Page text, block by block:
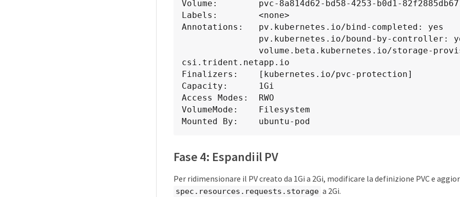
Volume:        pvc-8a814d62-bd58-4253-b0d1-
Labels:        <none>
Annotations:   pv.kubernetes.io/bind-completed: yes
csi.trident.netapp.io
Finalizers:    [kubernetes.io/pvc-protection]
Capacity:      1Gi
Access Modes:  RWO
VolumeMode:    Filesystem
Mounted By:    ubuntu-pod
Fase 4: Espandi il PV
Per ridimensionare il PV creato da 1Gi a 2Gi, modificare la definizione PVC e
spec.resources.requests.storage a 2Gi.